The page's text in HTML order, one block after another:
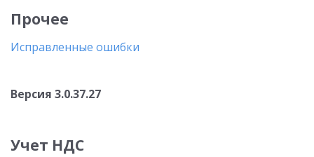
Прочее
Исправленные ошибки
Версия 3.0.37.27
Учет НДС